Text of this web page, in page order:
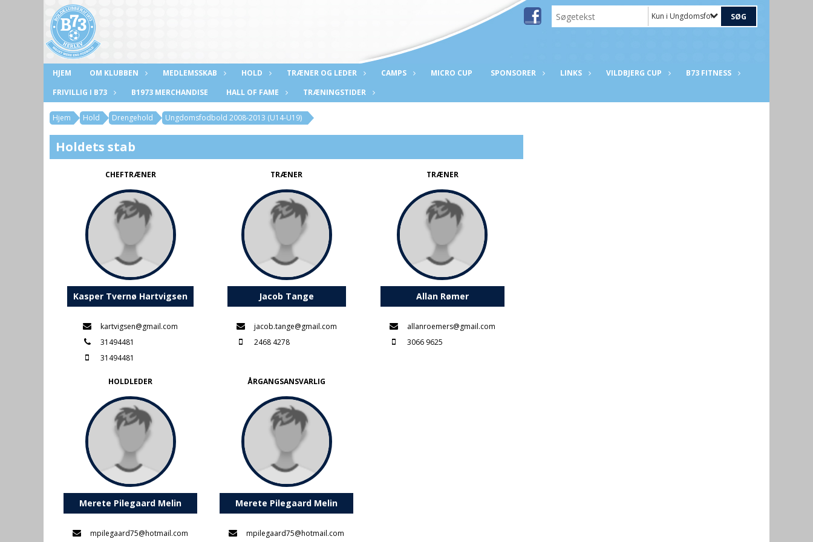
Kun i Ungdomsfodbold 2008-2013 (U14-U19)
HJEM OM KLUBBEN MEDLEMSSKAB HOLD TRÆNER OG LEDER CAMPS MICRO CUP SPONSORER LINKS VILDBJERG CUP
B73 FITNESS
FRIVILLIG I B73
B1973 MERCHANDISE HALL OF FAME TRÆNINGSTIDER
Hjem Hold Drengehold Ungdomsfodbold 2008-2013 (U14-U19)
Holdets stab
CHEFTRÆNER
Kasper Tvernø Hartvigsen
kartvigsen@gmail.com
31494481
31494481
TRÆNER
Jacob Tange
jacob.tange@gmail.com
2468 4278
TRÆNER
Allan Rømer
allanroemers@gmail.com
3066 9625
HOLDLEDER
Merete Pilegaard Melin
mpilegaard75@hotmail.com
ÅRGANGSANSVARLIG
Merete Pilegaard Melin
mpilegaard75@hotmail.com